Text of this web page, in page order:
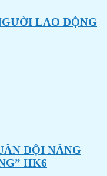
LAO ĐỘNG
ĐỘI NÂNG
HK6